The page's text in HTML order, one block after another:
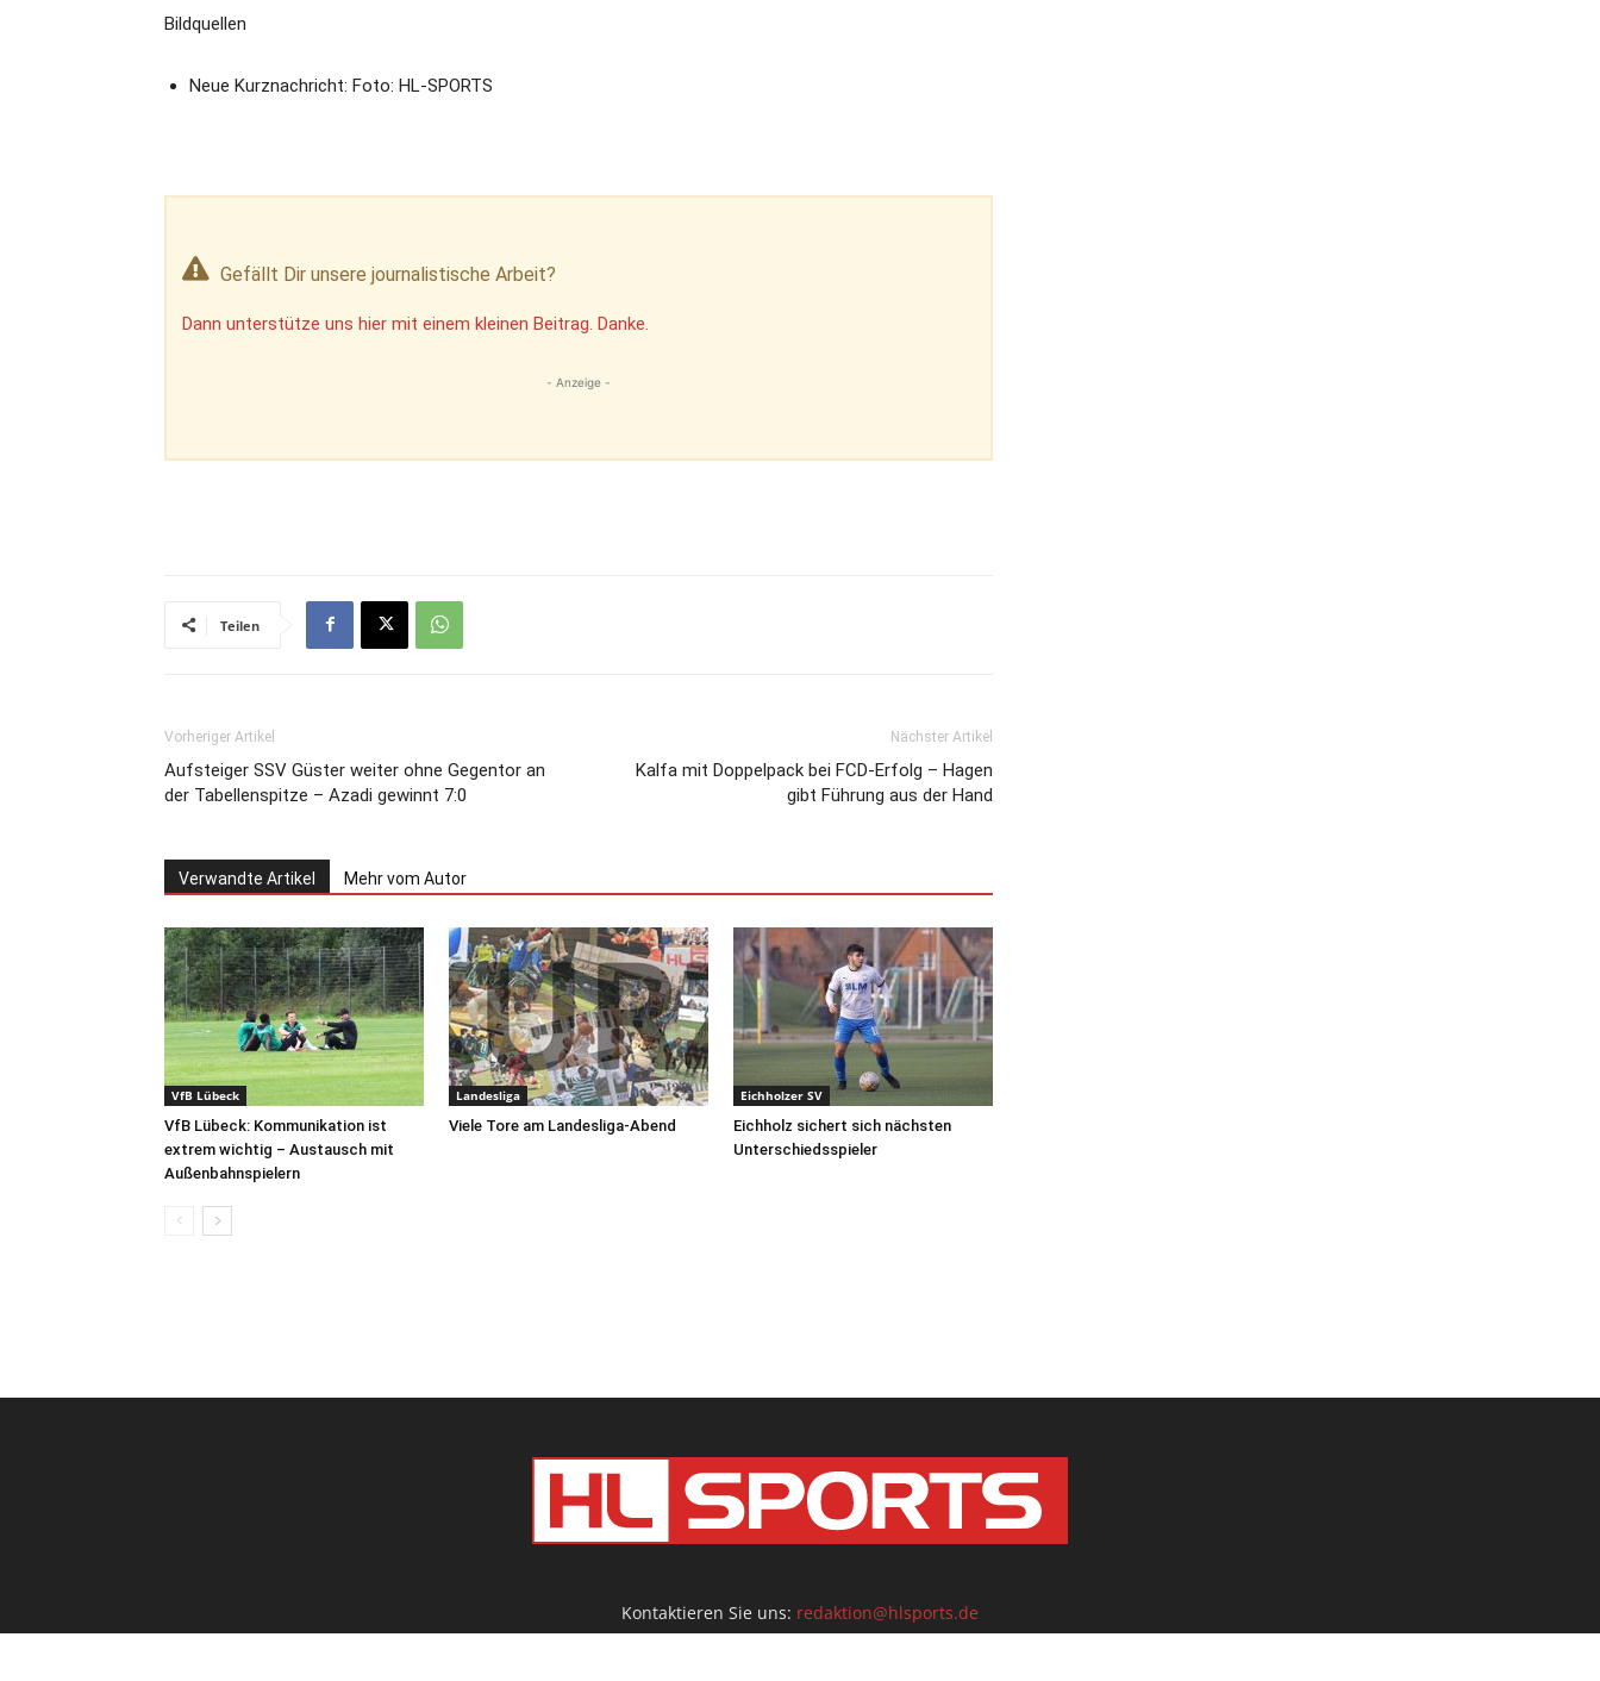
Bildquellen
Neue Kurznachricht: Foto: HL-SPORTS
Gefällt Dir unsere journalistische Arbeit?
Dann unterstütze uns hier mit einem kleinen Beitrag. Danke.
- Anzeige -
Teilen
Vorheriger Artikel
Aufsteiger SSV Güster weiter ohne Gegentor an
der Tabellenspitze – Azadi gewinnt 7:0
Nächster Artikel
Kalfa mit Doppelpack bei FCD-Erfolg – Hagen
gibt Führung aus der Hand
Verwandte Artikel Mehr vom Autor
VfB Lübeck
VfB Lübeck: Kommunikation ist
extrem wichtig – Austausch mit
Außenbahnspielern
Landesliga
Viele Tore am Landesliga-Abend
Eichholzer SV
Eichholz sichert sich nächsten
Unterschiedsspieler
Kontaktieren Sie uns: redaktion@hlsports.de